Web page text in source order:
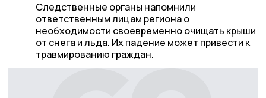
Следственные органы напомнили
ответственным лицам региона о
необходимости своевременно очищать крыши
от снега и льда. Их падение может привести к
травмированию граждан.